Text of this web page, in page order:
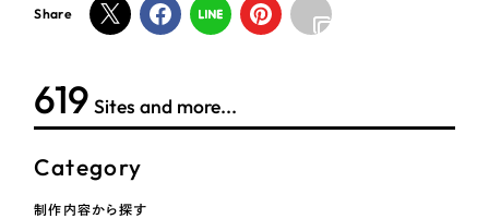
オレンジ・橙色
グリーン・緑色
619 Sites and more...
Category
制作内容から探す
Share